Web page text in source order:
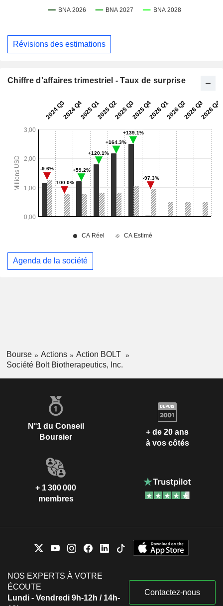
Révisions des estimations
Chiffre d'affaires trimestriel - Taux de surprise
Agenda de la société
Bourse Actions
Action BOLT
Société Bolt Biotherapeutics, Inc.
N°1 du Conseil
Boursier
+ de 20 ans
à vos côtés
+ 1 300 000
membres
NOS EXPERTS À VOTRE
ÉCOUTE
Lundi - Vendredi 9h-12h / 14h-
Contactez-nous